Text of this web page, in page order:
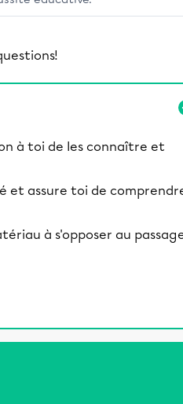
à toi de les connaître et
et assure toi de
à s'opposer au